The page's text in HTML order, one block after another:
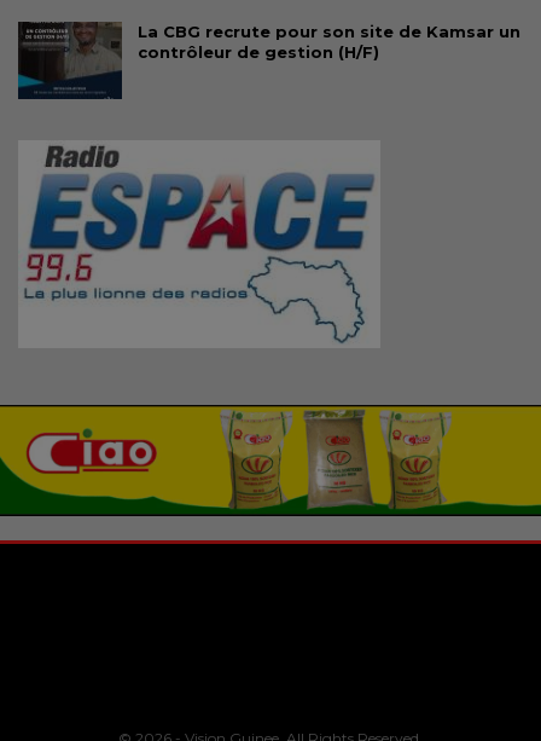
La CBG recrute pour son site de Kamsar un
contrôleur de gestion (H/F)